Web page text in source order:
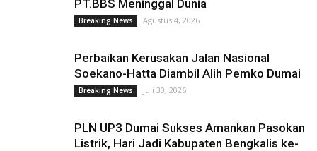
PT.BBS Meninggal Dunia
Breaking News Agustus 4, 2026
Perbaikan Kerusakan Jalan Nasional
Soekano-Hatta Diambil Alih Pemko Dumai
Breaking News Juli 30, 2026
PLN UP3 Dumai Sukses Amankan Pasokan
Listrik, Hari Jadi Kabupaten Bengkalis ke-